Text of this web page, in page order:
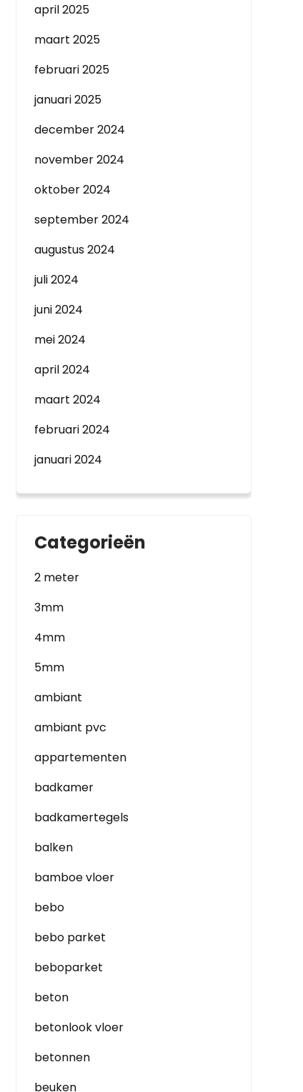
april 2025
maart 2025
februari 2025
januari 2025
december 2024
november 2024
oktober 2024
september 2024
augustus 2024
juli 2024
juni 2024
mei 2024
april 2024
maart 2024
februari 2024
januari 2024
Categorieën
2 meter
3mm
4mm
5mm
ambiant
ambiant pvc
appartementen
badkamer
badkamertegels
balken
bamboe vloer
bebo
bebo parket
beboparket
beton
betonlook vloer
betonnen
beuken